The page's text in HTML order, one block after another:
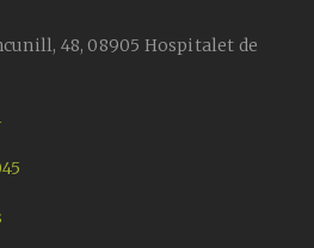
48, 08905 Hospitalet de